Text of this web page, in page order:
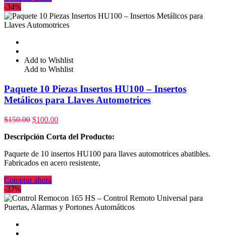
-34%
Add to Wishlist
Add to Wishlist
Paquete 10 Piezas Insertos HU100 – Insertos
Metálicos para Llaves Automotrices
$150.00 $100.00
Descripción Corta del Producto:
Paquete de 10 insertos HU100 para llaves automotrices abatibles.
Fabricados en acero resistente,
Comprar ahora
-37%